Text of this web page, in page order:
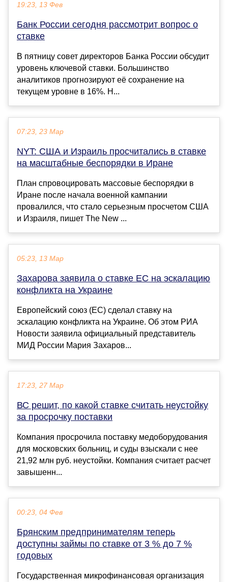
19:23, 13 Фев
Банк России сегодня рассмотрит вопрос о
ставке
В пятницу совет директоров Банка России обсудит
уровень ключевой ставки. Большинство
аналитиков прогнозируют её сохранение на
текущем уровне в 16%. Н...
07:23, 23 Мар
NYT: США и Израиль просчитались в ставке
на масштабные беспорядки в Иране
План спровоцировать массовые беспорядки в
Иране после начала военной кампании
провалился, что стало серьезным просчетом США
и Израиля, пишет The New ...
05:23, 13 Мар
Захарова заявила о ставке ЕС на эскалацию
конфликта на Украине
Европейский союз (ЕС) сделал ставку на
эскалацию конфликта на Украине. Об этом РИА
Новости заявила официальный представитель
МИД России Мария Захаров...
17:23, 27 Мар
ВС решит, по какой ставке считать неустойку
за просрочку поставки
Компания просрочила поставку медоборудования
для московских больниц, и суды взыскали с нее
21,92 млн руб. неустойки. Компания считает расчет
завышенн...
00:23, 04 Фев
Брянским предпринимателям теперь
доступны займы по ставке от 3 % до 7 %
годовых
Государственная микрофинансовая организация